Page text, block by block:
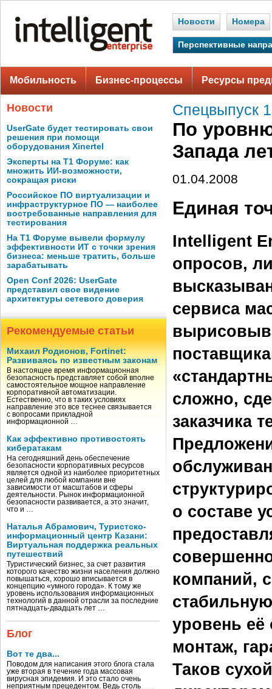
Новости Номера
Перспективные
Мобильность Бизнес-процессы Ресурсы
Новости
UserGate будет тестировать свои
решения при помощи
оборудования Xinertel
Эксперты на Т1 Форуме: как
множить ИИ-возможности,
сокращая риски
Российское ПО виртуализации и
инфраструктурное ПО — наиболее
востребованные направления для
тестирования
На Т1 Форуме вывели формулу
эффективности ИТ с точки зрения
бизнеса: меньше тратить, больше
зарабатывать
Open Conf 2026: UserGate
представил свое видение
архитектуры сетевого доверия
Рекомендуемые статьи
Михаил Родионов, Fortinet:
Развиваясь по известным законам
В настоящее время информационная
безопасность представляет собой вполне
самостоятельное мощное направление
корпоративной автоматизации.
Естественно, что в таких условиях
направление это все теснее связывается
с вопросами прикладной
информационной …
Как эффективно противостоять
кибератакам
На сегодняшний день обеспечение
безопасности корпоративных ресурсов
является одной из наиболее приоритетных
целей для любой компании вне
зависимости от масштабов и сферы
деятельности. Рынок информационной
безопасности развивается, а это значит,
что и …
Наталья Абрамович, Туристско-
информационный центр Казани:
Виртуальная поддержка реальных
путешествий
Туристический бизнес, за счет развития
которого качество жизни населения должно
повышаться, хорошо вписывается в
концепцию «умного города». К тому же
уровень использования информационных
технологий в данной отрасли за последние
пятнадцать-двадцать лет …
Блог
Вот те два...
Поводом для написания этого блога стала
уже вторая в течение года массовая
вирусная эпидемия. И это стало очень
неприятным прецедентом. Ведь столь
Спецвыпуск
По
Запада
01.04.2008
Единая
Intelligent
опросов,
сервиса
сложно,
заказчика
о составе
компаний,
уровень
монтаж,
Таков